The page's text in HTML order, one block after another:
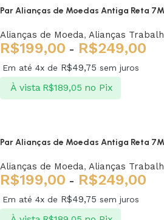
Par Alianças de Moedas Antiga Reta
Alianças de Moeda, Alianças
R$199,00 - R$249,00
Em até 4x de R$49,75 sem juros
À vista R$189,05 no Pix
Par Alianças de Moedas Antiga Reta
Alianças de Moeda, Alianças
R$199,00 - R$249,00
Em até 4x de R$49,75 sem juros